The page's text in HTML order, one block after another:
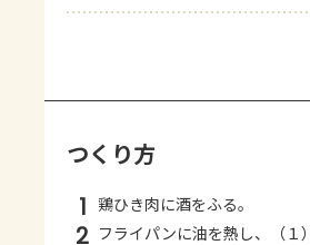
つくり方
1 鶏ひき肉に酒をふる。
2 フライパンに油を熱し、（１